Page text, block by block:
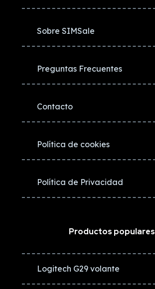
Sobre SIMSale
Preguntas Frecuentes
Contacto
Política de cookies
Política de Privacidad
Productos populares
Logitech G29 volante